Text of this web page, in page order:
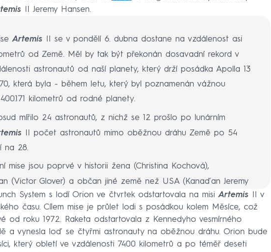
II Jeremy Hansen.
Artemis II se v pondělí 6. dubna dostane na vzdálenost asi
od Země. Měl by tak být překonán dosavadní rekord v
astronautů od naší planety, který drží posádka Apolla 13
která byla - během letu, který byl poznamenán vážnou
kilometrů od rodné planety.
mířilo 24 astronautů, z nichž se 12 prošlo po lunárním
II počet astronautů mimo oběžnou dráhu Země po 54
na 28.
mise jsou poprvé v historii žena (Christina Kochová),
(Victor Glover) a občan jiné země než USA (Kanaďan Jeremy
miseArtemisII Reid Wiseman je ve věku 50 let nejstarším
letícím k Měsíci, překonal tak dosud nejstaršího Alana Sheparda,
1971 prošel jako pátý člověk na Měsíci ve věku 47 let.
unikátní trajektorii mise se posádkaArtemisII vrátí do zemské
System s lodí Orion ve čtvrtek odstartovala na misiArtemis II v
času. Cílem mise je průlet lodi s posádkou kolem Měsíce, což
od roku 1972. Raketa odstartovala z Kennedyho vesmírného
a vynesla loď se čtyřmi astronauty na oběžnou dráhu. Orion bude
který obletí ve vzdálenosti 7400 kilometrů a po téměř deseti